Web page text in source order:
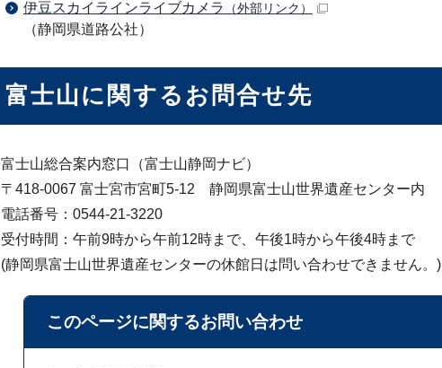
伊豆スカイラインライブカメラ （外部リンク）
（静岡県道路公社）
富士山に関するお問合せ先
富士山総合案内窓口（富士山静岡ナビ）
〒418-0067 富士宮市宮町5-12 静岡県富士山世界遺産センター内
電話番号：0544-21-3220
受付時間：午前9時から午前12時まで、午後1時から午後4時まで
(静岡県富士山世界遺産センターの休館日は問い合わせできません。)
このページに関するお問い合わせ